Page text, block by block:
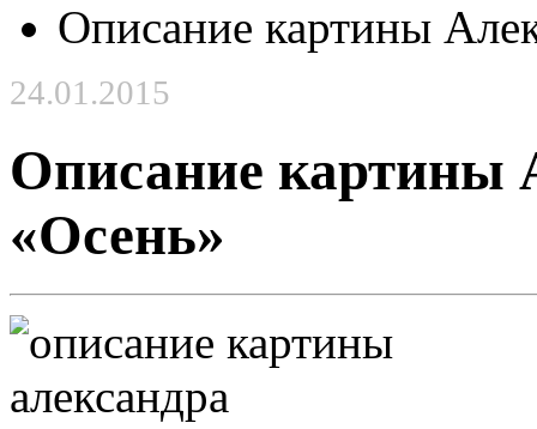
Описание картины
24.01.2015
Описание картины
«Осень»